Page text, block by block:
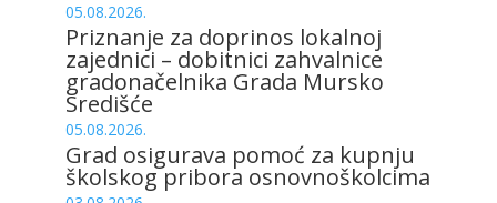
05.08.2026.
Priznanje za doprinos lokalnoj
zajednici – dobitnici zahvalnice
gradonačelnika Grada Mursko
Središće
05.08.2026.
Grad osigurava pomoć za kupnju
školskog pribora osnovnoškolcima